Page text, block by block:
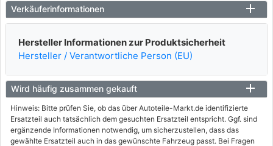
HONDA
CIVIC VII Hatchback (EU, EP, EV)
1.6 i (EP2, EU8, EU6)
81 / 110
02/2001 - 09/2005
2131351, 2131352
HONDA
CIVIC VII Hatchback (EU, EP, EV)
Verkäuferinformationen
Hersteller Informationen zur Produktsicherheit
Hersteller / Verantwortliche Person (EU)
Wird häufig zusammen gekauft
Hinweis: Bitte prüfen Sie, ob das über Autoteile-Markt.de identifizierte
Ersatzteil auch tatsächlich dem gesuchten Ersatzteil entspricht. Ggf. sind
ergänzende Informationen notwendig, um sicherzustellen, dass das
gewählte Ersatzteil auch in das gewünschte Fahrzeug passt. Bei Fragen